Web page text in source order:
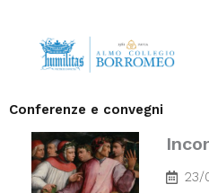
contenuto
Conferenze e convegni
23/